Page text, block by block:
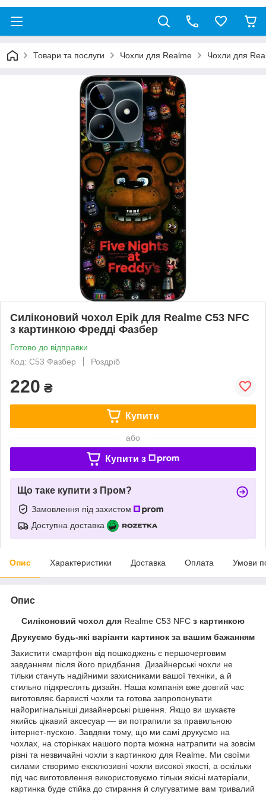
Товари та послуги Чохли для Realme Чохли для
Силіконовий чохол Epik для Realme C53 NFC
з картинкою Фредді Фазбер
Готово до відправки
Код: C53 Фазбер
Роздріб
220 ₴
Купити
або
Купити з
Що таке купити з Пром?
Замовлення під захистом
Доступна доставка
Опис Характеристики Доставка Оплата Умови
Опис
Силіконовий чохол для Realme C53 NFC з картинкою
Друкуємо будь-які варіанти картинок за вашим бажанням
Захистити смартфон від пошкоджень є першочерговим
завданням після його придбання. Дизайнерські чохли не
тільки стануть надійними захисниками вашої техніки, а й
стильно підкреслять дизайн. Наша компанія вже довгий час
виготовляє барвисті чохли та готова запропонувати
найоригінальніші дизайнерські рішення. Якщо ви шукаєте
якийсь цікавий аксесуар — ви потрапили за правильною
інтернет-пускою. Завдяки тому, що ми самі друкуємо на
чохлах, на сторінках нашого порта можна натрапити на зовсім
різні та незвичайні чохли з картинкою для Realme. Ми своїми
силами створимо ексклюзивні чохли високої якості, а оскільки
під час виготовлення використовуємо тільки якісні матеріали,
картинка буде стійка до стирання й слугуватиме вам тривалий